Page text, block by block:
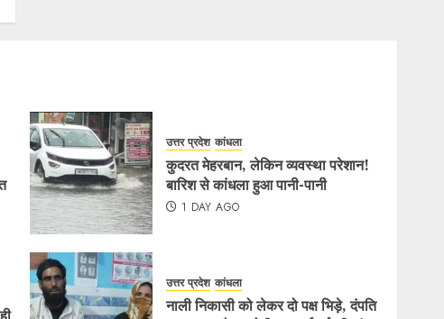
उत्तर प्रदेश कांधला
कुदरत मेहरबान, लेकिन व्यवस्था परेशान!
बारिश से कांधला हुआ पानी-पानी
1 DAY AGO
उत्तर प्रदेश कांधला
नाली निकासी को लेकर दो पक्ष भिड़े, दंपति